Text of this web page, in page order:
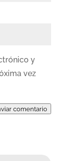
y
vez
comentario